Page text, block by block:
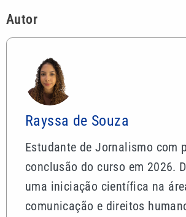
Autor
Rayssa de Souza
Estudante de Jornalismo com
conclusão do curso em 2026.
uma iniciação científica na
comunicação e direitos